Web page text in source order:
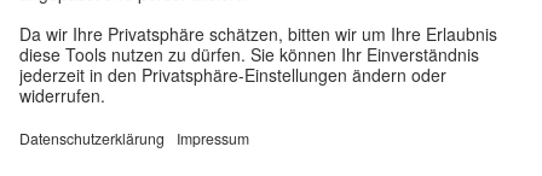
Weitere Websites
Datenschutz und Barrierefreiheit